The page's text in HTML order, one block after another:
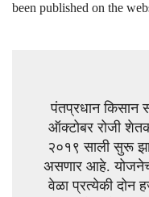
been published on the
पंतप्रधान किसान
ऑक्टोबर रोजी
२०१९ साली सुरू
असणार आहे.
वेळा प्रत्येकी दोन